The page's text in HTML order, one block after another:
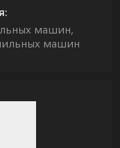
машин,
машин